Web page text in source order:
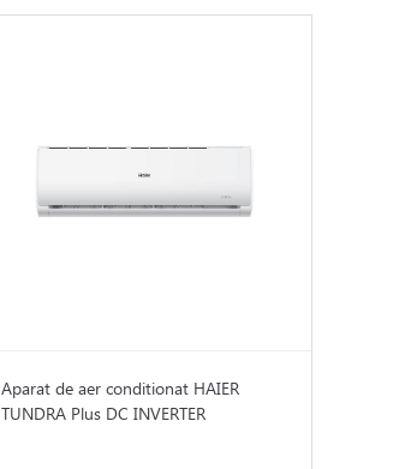
Aparat de aer conditionat HAIER
TUNDRA Plus DC INVERTER